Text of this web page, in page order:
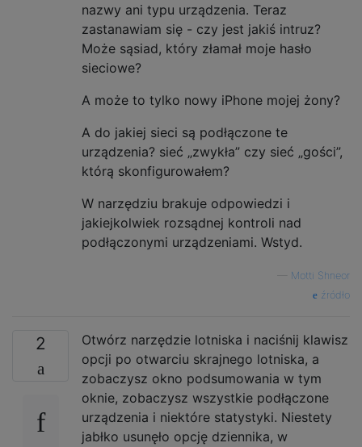
nazwy ani typu urządzenia. Teraz
zastanawiam się - czy jest jakiś intruz?
Może sąsiad, który złamał moje hasło
sieciowe?
A może to tylko nowy iPhone mojej żony?
A do jakiej sieci są podłączone te
urządzenia? sieć „zwykła” czy sieć „gości”,
którą skonfigurowałem?
W narzędziu brakuje odpowiedzi i
jakiejkolwiek rozsądnej kontroli nad
podłączonymi urządzeniami. Wstyd.
Motti Shneor
źródło
2
Otwórz narzędzie lotniska i naciśnij klawisz
opcji po otwarciu skrajnego lotniska, a
zobaczysz okno podsumowania w tym
oknie, zobaczysz wszystkie podłączone
urządzenia i niektóre statystyki. Niestety
jabłko usunęło opcję dziennika, w